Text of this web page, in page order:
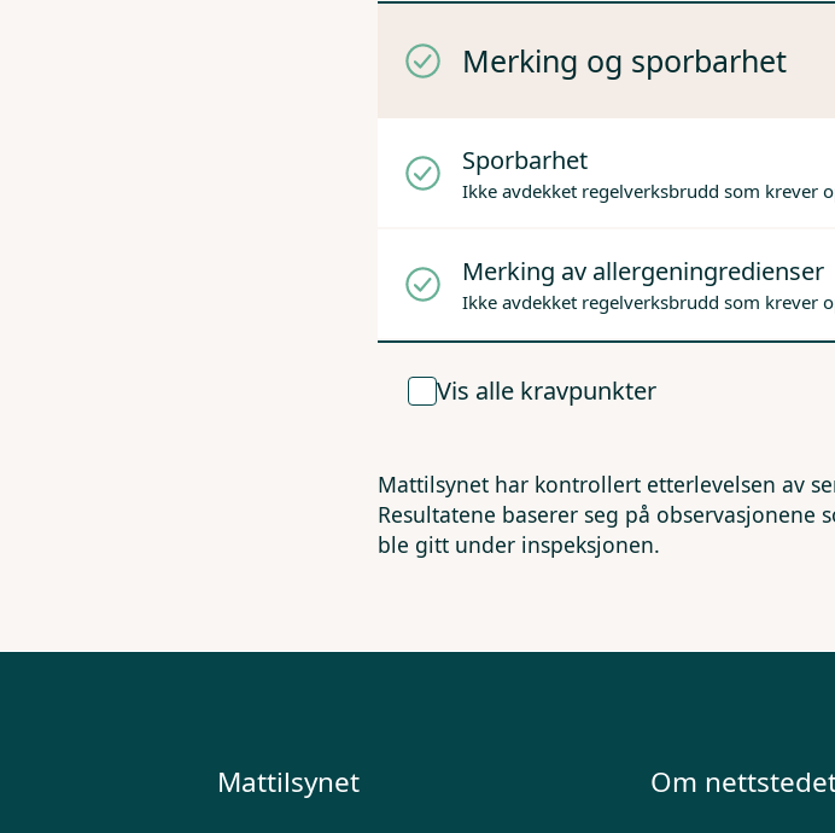
Merking og sporbarhet
Sporbarhet
Ikke avdekket regelverksbrudd som krever
Merking av allergeningredienser
Ikke avdekket regelverksbrudd som krever
Vis alle kravpunkter
Mattilsynet har kontrollert etterlevelsen av
Resultatene baserer seg på
ble gitt under inspeksjonen.
Mattilsynet Om